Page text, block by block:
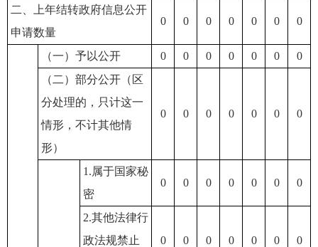
二、上年结转政府信息公开
申请数量
0 0 0 0 0 0 0
（一）予以公开 0 0 0 0 0 0
0
（二）部分公开（区
分处理的，只计这一
情形，不计其他情
形）
0 0 0 0 0 0 0
1.属于国家秘
密
0 0 0 0 0 0 0
2.其他法律行
政法规禁止
0 0 0 0 0 0 0